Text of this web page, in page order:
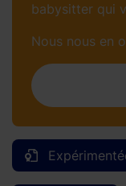
babysitter qui
Nous nous en